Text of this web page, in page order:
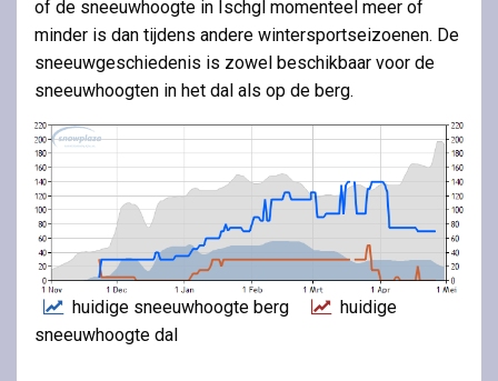
of de sneeuwhoogte in Ischgl momenteel meer of
minder is dan tijdens andere wintersportseizoenen. De
sneeuwgeschiedenis is zowel beschikbaar voor de
sneeuwhoogten in het dal als op de berg.
huidige sneeuwhoogte berg
huidige
sneeuwhoogte dal